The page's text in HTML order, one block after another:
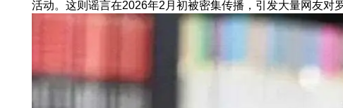
活动。这则谣言在2026年2月初被密集传播，引发大量网友对